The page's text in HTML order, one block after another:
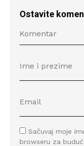
Ostavite
Sačuvaj moje
browseru za